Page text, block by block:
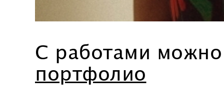
C работами
портфолио